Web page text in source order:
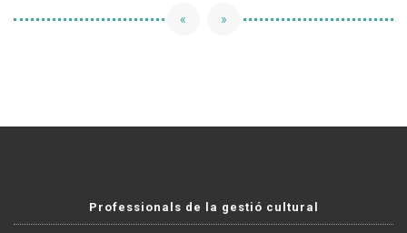
« »
Professionals de la gestió cultural